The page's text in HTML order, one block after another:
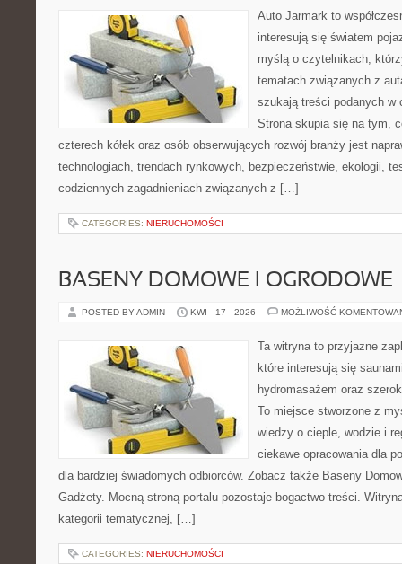
Auto Jarmark to
interesują się światem
myślą o czytelnikach,
tematach związanych z
szukają treści podanych
Strona skupia się na tym,
czterech kółek oraz osób obserwujących rozwój branży jest
technologiach, trendach rynkowych, bezpieczeństwie, ekologii,
codziennych zagadnieniach związanych z […]
CATEGORIES: NIERUCHOMOŚCI
BASENY DOMOWE I OGRODOWE
POSTED BY ADMIN KWI - 17 - 2026 MOŻLIWOŚĆ
Ta witryna to przyjazne
które interesują się
hydromasażem oraz
To miejsce stworzone z
wiedzy o cieple, wodzie i
ciekawe opracowania dla
dla bardziej świadomych odbiorców. Zobacz także Baseny
Gadżety. Mocną stroną portalu pozostaje bogactwo treści.
kategorii tematycznej, […]
CATEGORIES: NIERUCHOMOŚCI